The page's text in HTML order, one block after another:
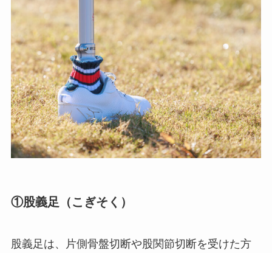
①股義足（こぎそく）
股義足は、片側骨盤切断や股関節切断を受けた方